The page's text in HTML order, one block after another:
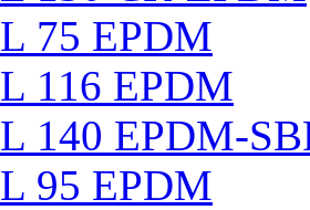
L 75 EPDM
L 116 EPDM
L 140 EPDM-
L 95 EPDM